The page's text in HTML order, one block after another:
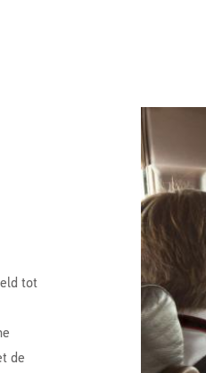
tot
de